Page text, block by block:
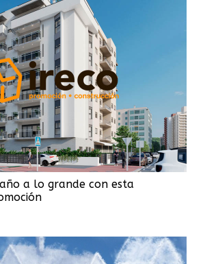
a lo grande con esta